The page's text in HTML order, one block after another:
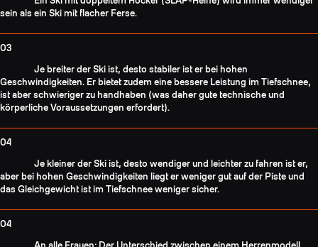
sein als ein Ski mit flacher Ferse.
03
Je breiter der Ski ist, desto stabiler ist er bei hohen
Geschwindigkeiten. Er bietet zudem eine bessere Leistung im Tiefschnee,
ist aber schwieriger zu handhaben (was daher gute technische und
körperliche Voraussetzungen erfordert).
04
Je kleiner der Ski ist, desto wendiger und leichter zu fahren ist er,
aber bei hohen Geschwindigkeiten liegt er weniger gut auf der Piste und
das Gleichgewicht ist im Tiefschnee weniger sicher.
04